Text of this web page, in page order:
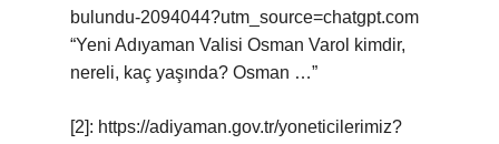
bulundu-2094044?utm_source=chatgpt.com
“Yeni Adıyaman Valisi Osman Varol kimdir,
nereli, kaç yaşında? Osman …”
[2]: https://adiyaman.gov.tr/yoneticilerimiz?